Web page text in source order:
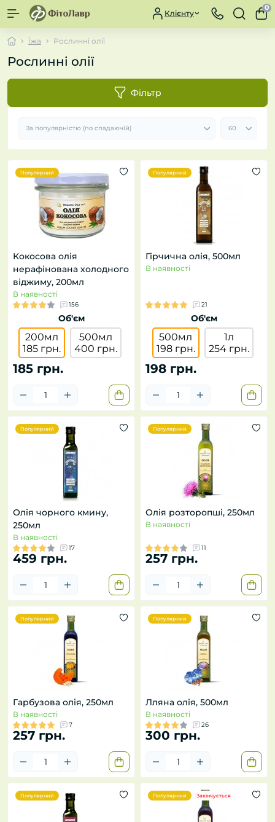
Клієнту
0
Їжа Рослинні олії
Рослинні олії
Фільтр
Популярний
Кокосова олія
нерафінована холодного
віджиму, 200мл
В наявності
156
Об'єм
200мл
185 грн.
500мл
400 грн.
185 грн.
Популярний
Гірчична олія, 500мл
В наявності
21
Об'єм
500мл
198 грн.
1л
254 грн.
198 грн.
Популярний
Олія чорного кмину,
250мл
В наявності
17
459 грн.
Популярний
Олія розторопші, 250мл
В наявності
11
257 грн.
Популярний
Гарбузова олія, 250мл
В наявності
7
257 грн.
Популярний
Лляна олія, 500мл
В наявності
26
300 грн.
Популярний Популярний Закінчується